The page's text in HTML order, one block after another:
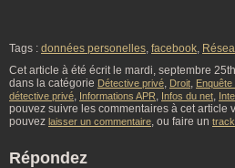
Tags : données personelles, facebook,
Cet article à été écrit le mardi, septembre
dans la catégorie Détective privé, Droit,
détective privé, Informations APR, Infos du net,
pouvez suivre les commentaires à cet article
pouvez laisser un commentaire, ou faire un
Répondez